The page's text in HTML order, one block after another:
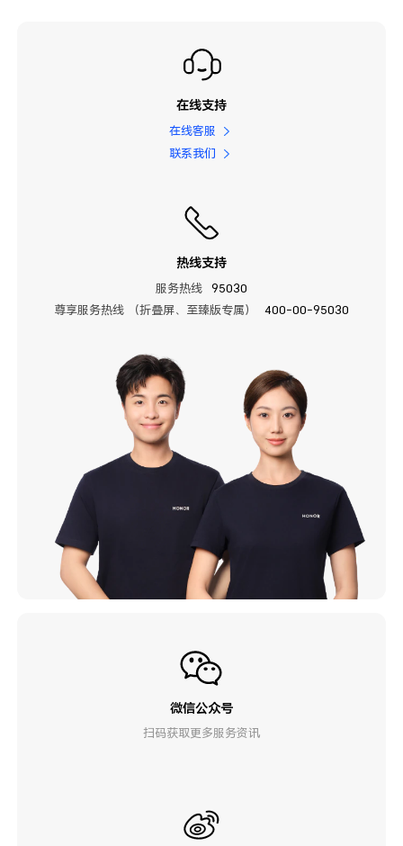
在线支持
在线客服
联系我们
热线支持
服务热线
95030
尊享服务热线 （折叠屏、至臻版专属）
400-00-95030
微信公众号
扫码获取更多服务资讯